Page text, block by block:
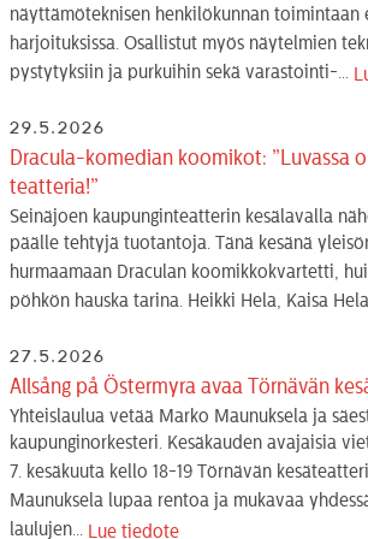
näyttämöteknisen henkilökunnan toimintaan
harjoituksissa. Osallistut myös näytelmien
pystytyksiin ja purkuihin sekä varastointi-...
29.5.2026
Dracula-komedian koomikot: ”Luvassa
teatteria!”
Seinäjoen kaupunginteatterin kesälavalla
päälle tehtyjä tuotantoja. Tänä kesänä
hurmaamaan Draculan koomikkokvartetti,
pöhkön hauska tarina. Heikki Hela, Kaisa
27.5.2026
Allsång på Östermyra avaa Törnävän
Yhteislaulua vetää Marko Maunuksela ja
kaupunginorkesteri. Kesäkauden avajaisia
7. kesäkuuta kello 18-19 Törnävän
Maunuksela lupaa rentoa ja mukavaa
laulujen... Lue tiedote